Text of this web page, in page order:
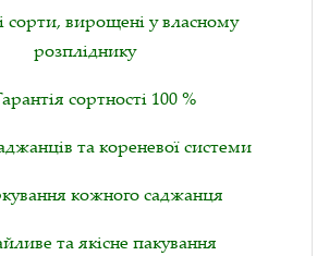
вирощені у власному
розпліднику
сортності 100 %
та кореневої системи
кожного саджанця
та якісне пакування